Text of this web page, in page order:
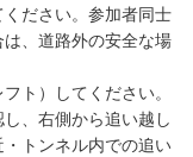
ください。参加者同士
、道路外の安全な場
ト）してください。
、右側から追い越し
トンネル内での追い